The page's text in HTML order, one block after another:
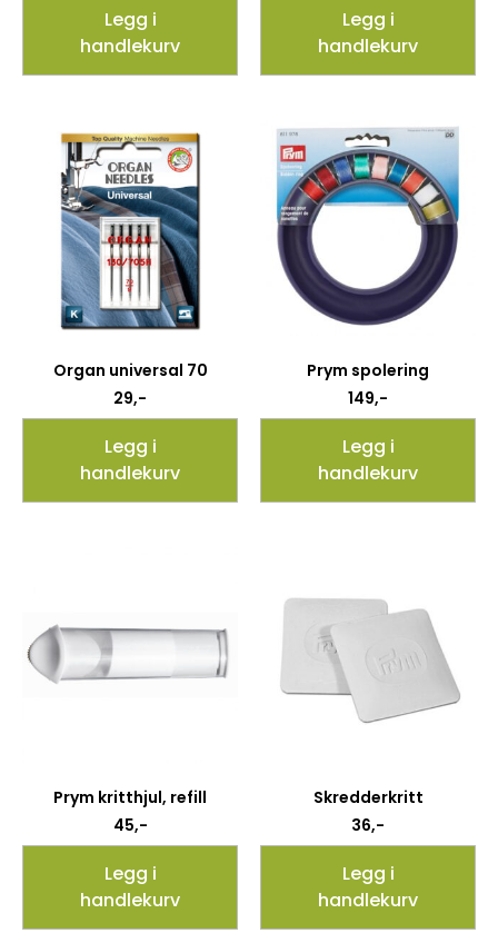
Legg i
handlekurv
Legg i
handlekurv
Organ universal 70
29,-
Legg i
handlekurv
Prym spolering
149,-
Legg i
handlekurv
Prym kritthjul, refill
45,-
Legg i
handlekurv
Skredderkritt
36,-
Legg i
handlekurv